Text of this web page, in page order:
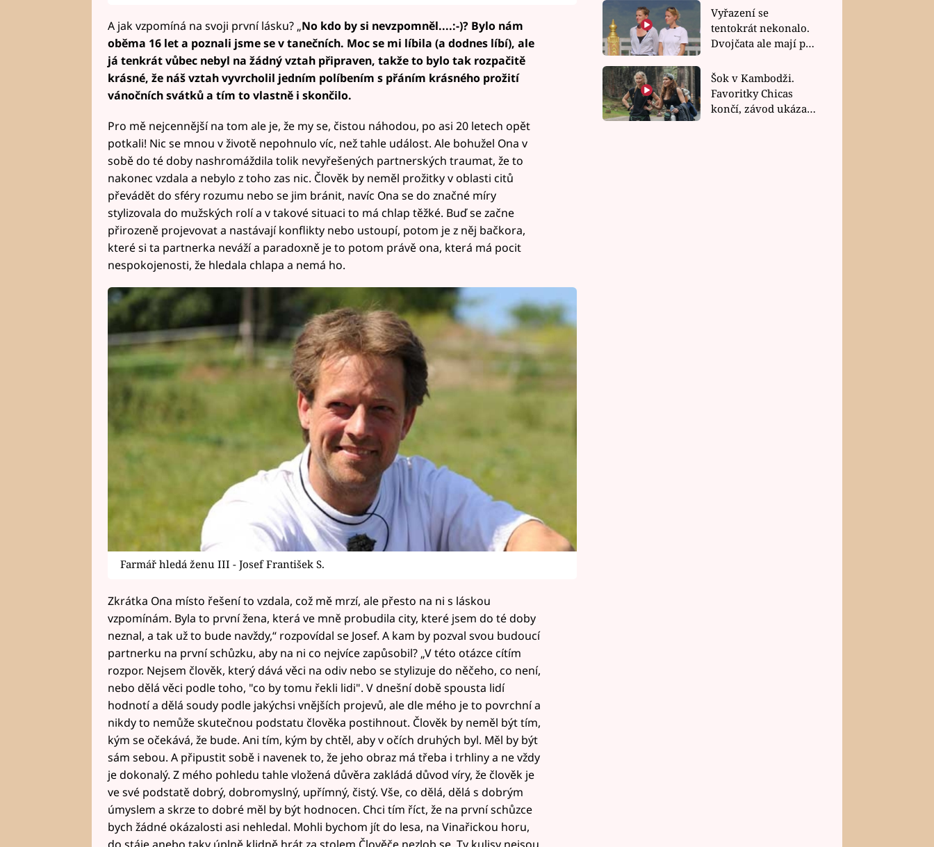
A jak vzpomíná na svoji první lásku? „No kdo by si nevzpomněl....:-)? Bylo nám
oběma 16 let a poznali jsme se v tanečních. Moc se mi líbila (a dodnes líbí), ale
já tenkrát vůbec nebyl na žádný vztah připraven, takže to bylo tak rozpačitě
krásné, že náš vztah vyvrcholil jedním políbením s přáním krásného prožití
vánočních svátků a tím to vlastně i skončilo.
Pro mě nejcennější na tom ale je, že my se, čistou náhodou, po asi 20 letech opět
potkali! Nic se mnou v životě nepohnulo víc, než tahle událost. Ale bohužel Ona v
sobě do té doby nashromáždila tolik nevyřešených partnerských traumat, že to
nakonec vzdala a nebylo z toho zas nic. Člověk by neměl prožitky v oblasti citů
převádět do sféry rozumu nebo se jim bránit, navíc Ona se do značné míry
stylizovala do mužských rolí a v takové situaci to má chlap těžké. Buď se začne
přirozeně projevovat a nastávají konflikty nebo ustoupí, potom je z něj bačkora,
které si ta partnerka neváží a paradoxně je to potom právě ona, která má pocit
nespokojenosti, že hledala chlapa a nemá ho.
Farmář hledá ženu III - Josef František S.
Zkrátka Ona místo řešení to vzdala, což mě mrzí, ale přesto na ni s láskou
vzpomínám. Byla to první žena, která ve mně probudila city, které jsem do té doby
neznal, a tak už to bude navždy,“ rozpovídal se Josef. A kam by pozval svou budoucí
partnerku na první schůzku, aby na ni co nejvíce zapůsobil? „V této otázce cítím
rozpor. Nejsem člověk, který dává věci na odiv nebo se stylizuje do něčeho, co není,
nebo dělá věci podle toho, "co by tomu řekli lidi". V dnešní době spousta lidí
hodnotí a dělá soudy podle jakýchsi vnějších projevů, ale dle mého je to povrchní a
nikdy to nemůže skutečnou podstatu člověka postihnout. Člověk by neměl být tím,
kým se očekává, že bude. Ani tím, kým by chtěl, aby v očích druhých byl. Měl by být
sám sebou. A připustit sobě i navenek to, že jeho obraz má třeba i trhliny a ne vždy
je dokonalý. Z mého pohledu tahle vložená důvěra zakládá důvod víry, že člověk je
ve své podstatě dobrý, dobromyslný, upřímný, čistý. Vše, co dělá, dělá s dobrým
úmyslem a skrze to dobré měl by být hodnocen. Chci tím říct, že na první schůzce
bych žádné okázalosti asi nehledal. Mohli bychom jít do lesa, na Vinařickou horu,
rychlé recepty
Vyřazení se
tentokrát nekonalo.
Dvojčata ale mají po
závodu nůž na krku
Šok v Kambodži.
Favoritky Chicas
končí, závod ukázal